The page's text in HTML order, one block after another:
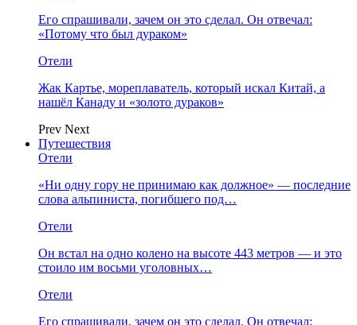
Его спрашивали, зачем он это сделал. Он отвечал:
«Потому что был дураком»
Отели
Жак Картье, мореплаватель, который искал Китай, а
нашёл Канаду и «золото дураков»
Prev Next
Путешествия
Отели
«Ни одну гору не принимаю как должное» — последние
слова альпиниста, погибшего под…
Отели
Он встал на одно колено на высоте 443 метров — и это
стоило им восьми уголовных…
Отели
Его спрашивали, зачем он это сделал. Он отвечал: